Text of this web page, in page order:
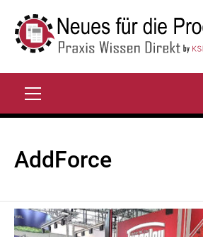
Inhalt
springen
NEUES FÜR DIE
PRODUKTION
AddForce